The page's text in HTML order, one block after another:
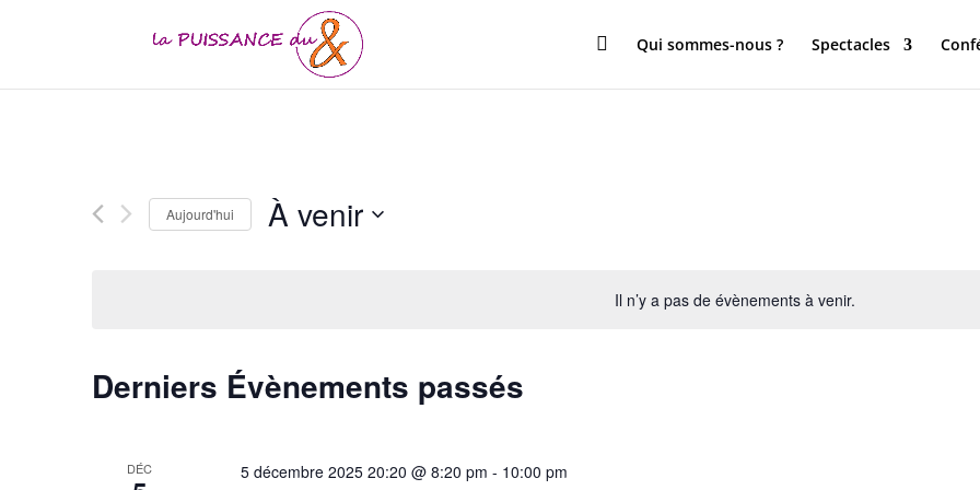
 Qui sommes-nous ? Spectacles
Il n’y a pas de évènements à venir.
Aujourd'hui À venir
Derniers Évènements passés
DÉC 5 décembre 2025 20:20 @ 8:20 pm - 10:00 pm